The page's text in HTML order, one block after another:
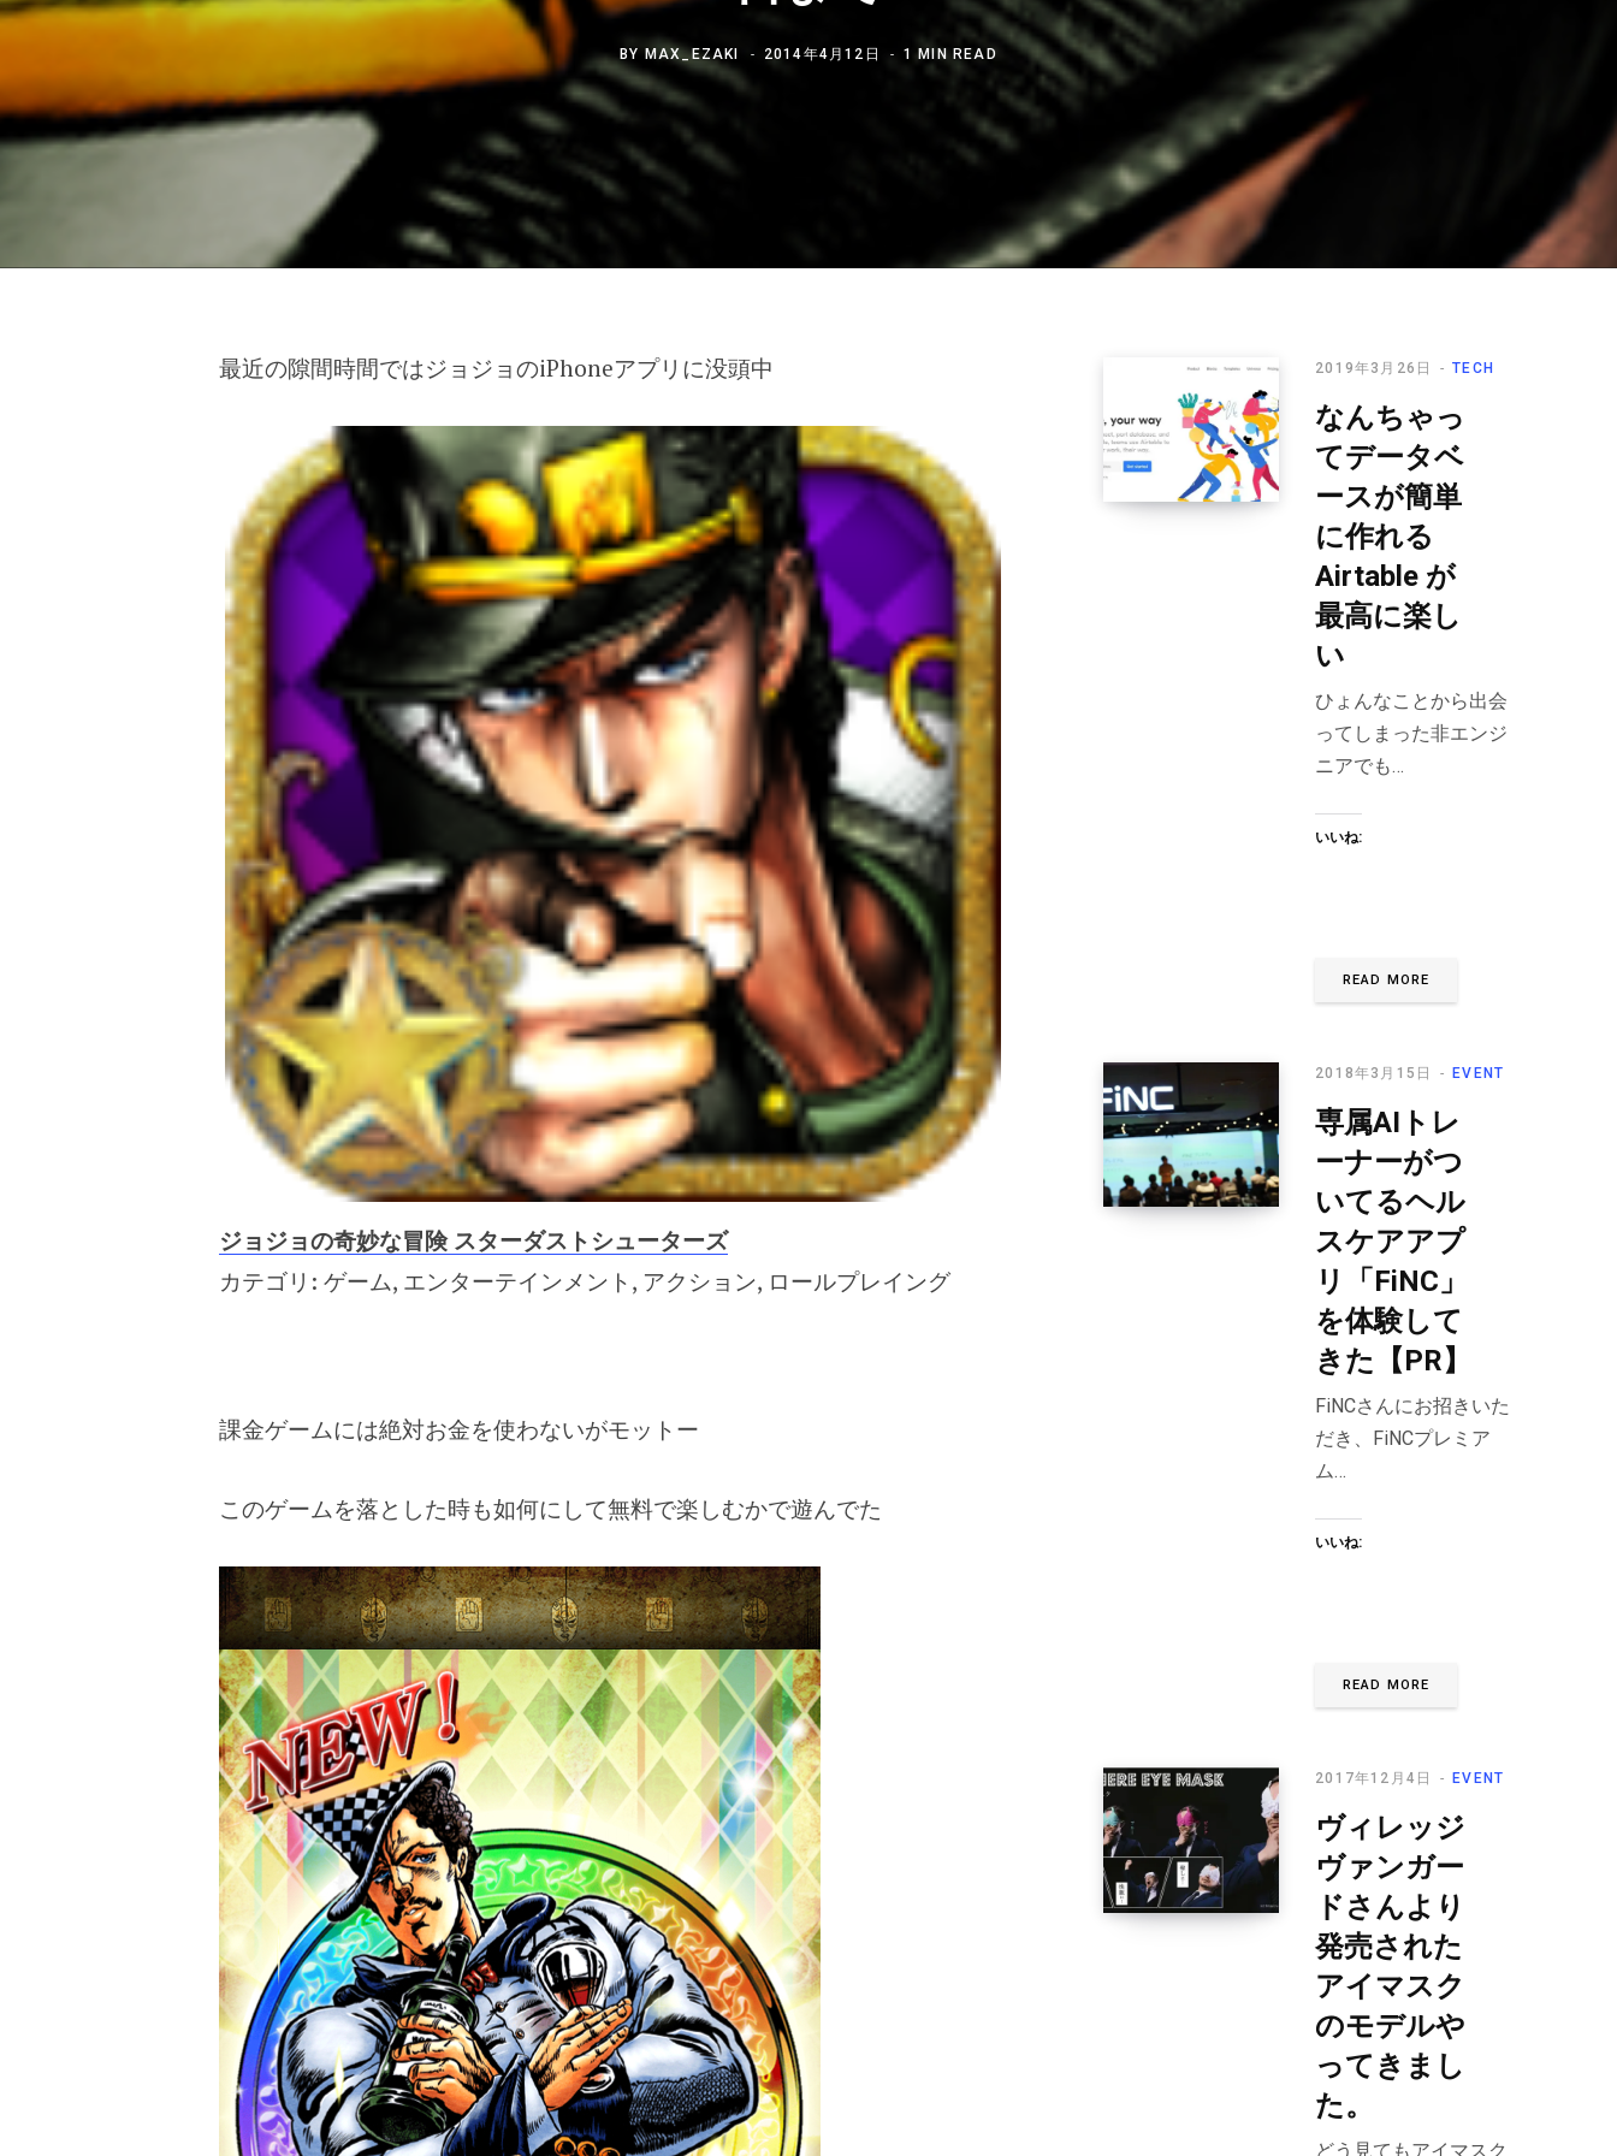
BY MAX_EZAKI 2014年4月12日 1 MIN READ
最近の隙間時間ではジョジョのiPhoneアプリに没頭中
ジョジョの奇妙な冒険 スターダストシューターズ
カテゴリ: ゲーム, エンターテインメント, アクション, ロールプレイング
課金ゲームには絶対お金を使わないがモットー
このゲームを落とした時も如何にして無料で楽しむかで遊んでた
TECH
2019年3月26日
なんちゃっ
てデータベ
ースが簡単
に作れる
Airtable が
最高に楽し
い
ひょんなことから出会
ってしまった非エンジ
ニアでも…
いいね:
READ MORE
EVENT
2018年3月15日
専属AIトレ
ーナーがつ
いてるヘル
スケアアプ
リ「FiNC」
を体験して
きた【PR】
FiNCさんにお招きいた
だき、FiNCプレミア
ム…
いいね:
READ MORE
EVENT
2017年12月4日
ヴィレッジ
ヴァンガー
ドさんより
発売された
アイマスク
のモデルや
ってきまし
た。
どう見てもアイマスク